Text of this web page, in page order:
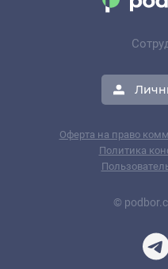
Оферта на право
Политика
©